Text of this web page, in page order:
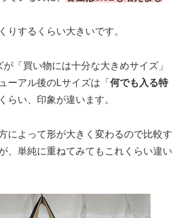
りするくらい大きいです。
「買い物には十分な大きめサイズ」
ーアル後のLサイズは「 何でも入る特
らい、印象が違います。
によって形が大きく変わるので比較す
、単純に重ねてみてもこれくらい違い